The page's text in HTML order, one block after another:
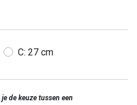
C: 27 cm
de keuze tussen een